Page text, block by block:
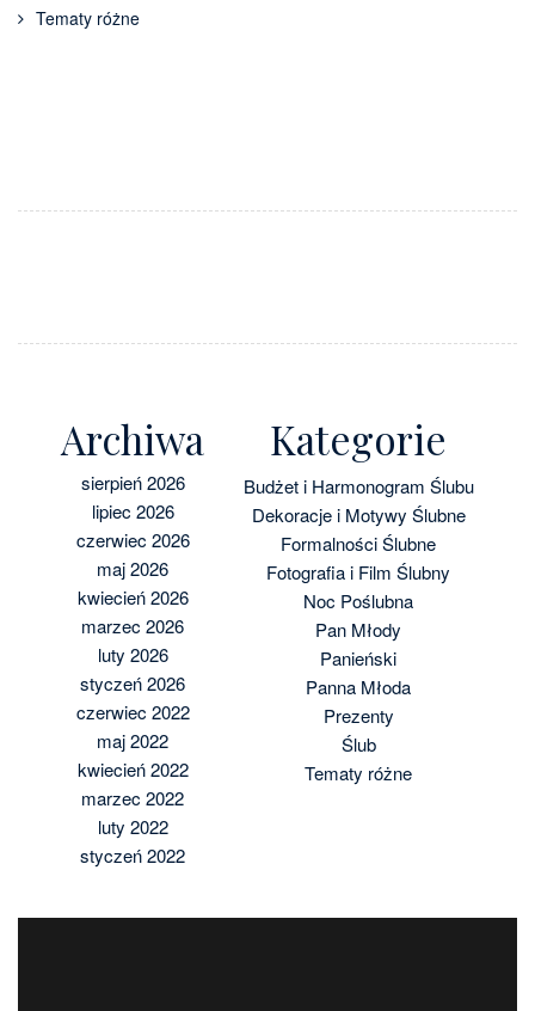
Tematy różne
Archiwa
sierpień 2026
lipiec 2026
czerwiec 2026
maj 2026
kwiecień 2026
marzec 2026
luty 2026
styczeń 2026
czerwiec 2022
maj 2022
kwiecień 2022
marzec 2022
luty 2022
styczeń 2022
Kategorie
Budżet i Harmonogram Ślubu
Dekoracje i Motywy Ślubne
Formalności Ślubne
Fotografia i Film Ślubny
Noc Poślubna
Pan Młody
Panieński
Panna Młoda
Prezenty
Ślub
Tematy różne